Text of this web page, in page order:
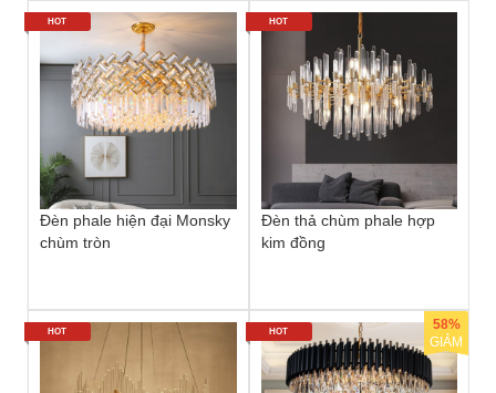
Đèn phale hiện đại Monsky
chùm tròn
HOT
Đèn thả chùm phale hợp
kim đồng
HOT
HOT
58%
GIẢM
HOT